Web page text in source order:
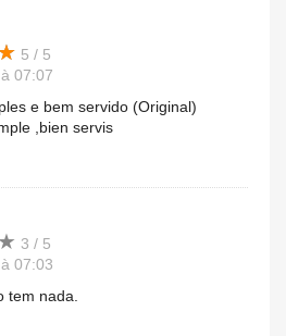
5 / 5
07:07
e bem servido (Original)
,bien servis
★
★ 3 / 5
07:03
tem nada.